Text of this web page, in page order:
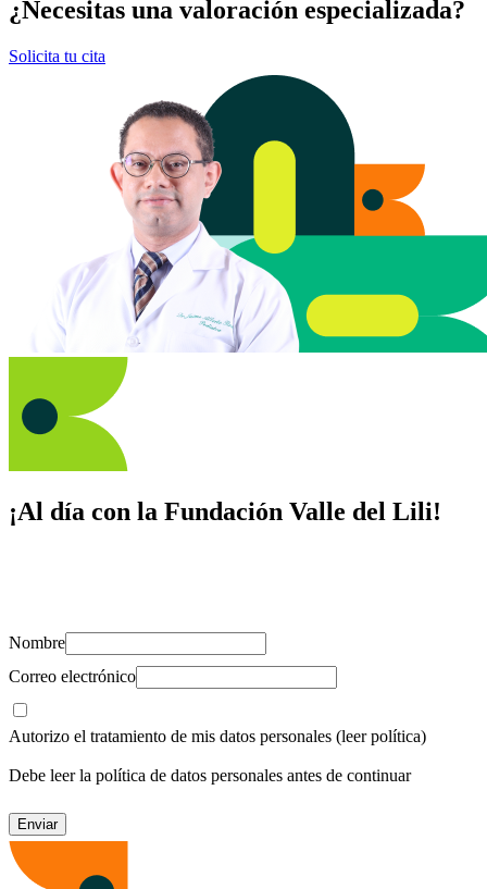
¿Necesitas una valoración especializada?
Solicita tu cita
¡Al día con la Fundación Valle del Lili!
Nombre
Correo electrónico
Autorizo el tratamiento de mis datos personales (leer política)
Debe leer la política de datos personales antes de continuar